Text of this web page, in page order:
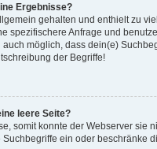
Ergebnisse?
gehalten und enthielt zu
spezifischere Anfrage und
möglich, dass dein(e)
der Begriffe!
leere Seite?
somit konnte der Webserver sie
ein oder beschränke